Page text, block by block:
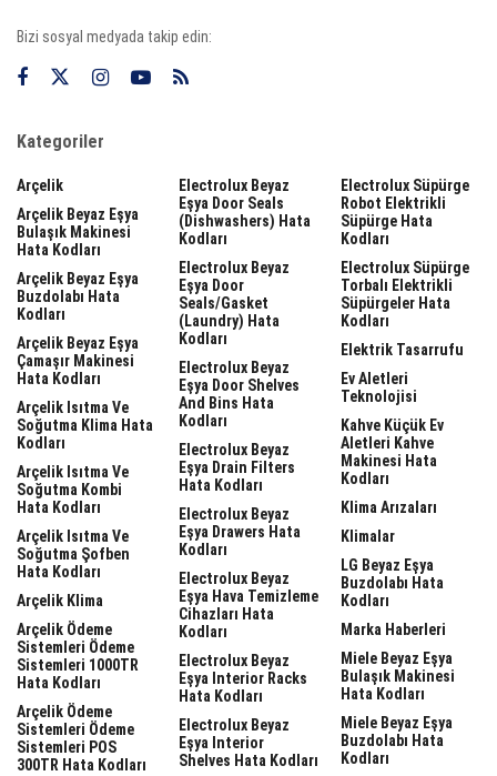
Bizi sosyal medyada takip edin:
Kategoriler
Arçelik
Arçelik Beyaz Eşya
Bulaşık Makinesi
Hata Kodları
Arçelik Beyaz Eşya
Buzdolabı Hata
Kodları
Arçelik Beyaz Eşya
Çamaşır Makinesi
Hata Kodları
Arçelik Isıtma Ve
Soğutma Klima Hata
Kodları
Arçelik Isıtma Ve
Soğutma Kombi
Hata Kodları
Arçelik Isıtma Ve
Soğutma Şofben
Hata Kodları
Arçelik Klima
Arçelik Ödeme
Sistemleri Ödeme
Sistemleri 1000TR
Hata Kodları
Arçelik Ödeme
Sistemleri Ödeme
Sistemleri POS
300TR Hata Kodları
Electrolux Beyaz
Eşya Door Seals
(dishwashers) Hata
Kodları
Electrolux Beyaz
Eşya Door
Seals/gasket
(laundry) Hata
Kodları
Electrolux Beyaz
Eşya Door Shelves
And Bins Hata
Kodları
Electrolux Beyaz
Eşya Drain Filters
Hata Kodları
Electrolux Beyaz
Eşya Drawers Hata
Kodları
Electrolux Beyaz
Eşya Hava Temizleme
Cihazları Hata
Kodları
Electrolux Beyaz
Eşya Interior Racks
Hata Kodları
Electrolux Beyaz
Eşya Interior
Shelves Hata Kodları
Electrolux Süpürge
Robot Elektrikli
Süpürge Hata
Kodları
Electrolux Süpürge
Torbalı Elektrikli
Süpürgeler Hata
Kodları
Elektrik Tasarrufu
Ev Aletleri
Teknolojisi
Kahve Küçük Ev
Aletleri Kahve
Makinesi Hata
Kodları
Klima Arızaları
Klimalar
LG Beyaz Eşya
Buzdolabı Hata
Kodları
Marka Haberleri
Miele Beyaz Eşya
Bulaşık Makinesi
Hata Kodları
Miele Beyaz Eşya
Buzdolabı Hata
Kodları